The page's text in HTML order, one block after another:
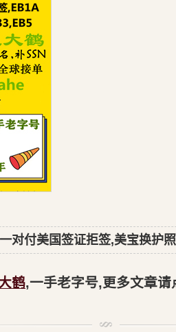
对付美国签证拒签,美宝换护
鹤,一手老字号,更多文章请